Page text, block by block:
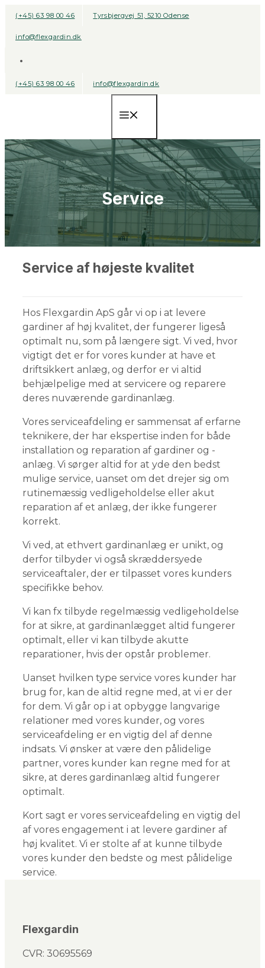
Hop
indhold
(+45) 63 98 00 46 Tyrsbjergvej 51, 5210 Odense
info@flexgardin.dk
(+45) 63 98 00 46 info@flexgardin.dk
Service
Service af højeste kvalitet
Hos Flexgardin ApS går vi op i at levere
gardiner af høj kvalitet, der fungerer ligeså
optimalt nu, som på længere sigt. Vi ved, hvor
vigtigt det er for vores kunder at have et
driftsikkert anlæg, og derfor er vi altid
behjælpelige med at servicere og reparere
deres nuværende gardinanlæg.
Vores serviceafdeling er sammensat af erfarne
teknikere, der har ekspertise inden for både
installation og reparation af gardiner og -
anlæg. Vi sørger altid for at yde den bedst
mulige service, uanset om det drejer sig om
rutinemæssig vedligeholdelse eller akut
reparation af et anlæg, der ikke fungerer
korrekt.
Vi ved, at ethvert gardinanlæg er unikt, og
derfor tilbyder vi også skræddersyede
serviceaftaler, der er tilpasset vores kunders
specifikke behov.
Vi kan fx tilbyde regelmæssig vedligeholdelse
for at sikre, at gardinanlægget altid fungerer
optimalt, eller vi kan tilbyde akutte
reparationer, hvis der opstår problemer.
Uanset hvilken type service vores kunder har
brug for, kan de altid regne med, at vi er der
for dem. Vi går op i at opbygge langvarige
relationer med vores kunder, og vores
serviceafdeling er en vigtig del af denne
indsats. Vi ønsker at være den pålidelige
partner, vores kunder kan regne med for at
sikre, at deres gardinanlæg altid fungerer
optimalt.
Kort sagt er vores serviceafdeling en vigtig del
af vores engagement i at levere gardiner af
høj kvalitet. Vi er stolte af at kunne tilbyde
vores kunder den bedste og mest pålidelige
service.
Flexgardin
CVR: 30695569